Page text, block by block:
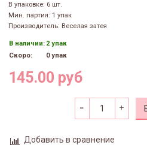
В упаковке: 6 шт.
Мин. партия: 1 упак
Производитель: Веселая затея
В наличии: 2 упак
Скоро:
0 упак
145.00 руб
Добавить в сравнение